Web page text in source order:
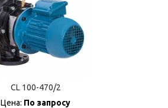
CL 100-470/2
Цена: По запросу